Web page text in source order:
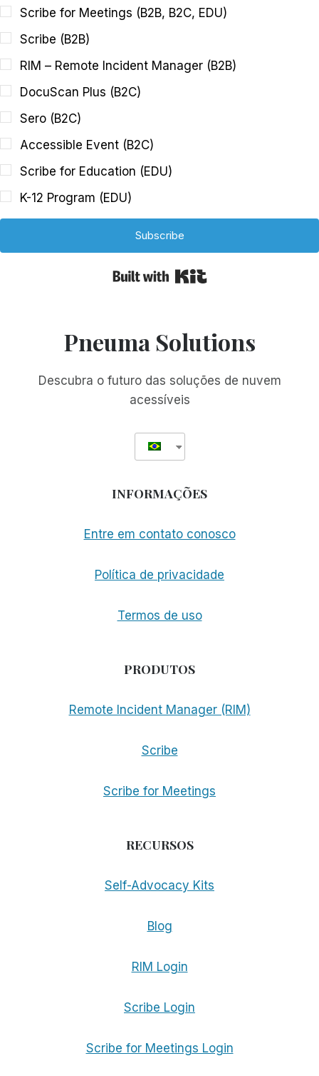
Scribe for Meetings (B2B, B2C, EDU)
Scribe (B2B)
RIM – Remote Incident Manager (B2B)
DocuScan Plus (B2C)
Sero (B2C)
Accessible Event (B2C)
Scribe for Education (EDU)
K-12 Program (EDU)
Subscribe
Pneuma Solutions
Descubra o futuro das soluções de nuvem
acessíveis
INFORMAÇÕES
Entre em contato conosco
Política de privacidade
Termos de uso
PRODUTOS
Remote Incident Manager (RIM)
Scribe
Scribe for Meetings
RECURSOS
Self-Advocacy Kits
Blog
RIM Login
Scribe Login
Scribe for Meetings Login